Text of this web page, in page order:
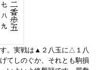
。実戦は▲２八玉に△１八
てしのぐか、それとも駒損